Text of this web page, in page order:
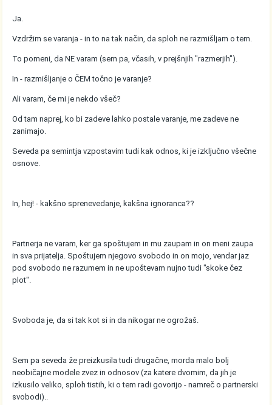
Ja.
Vzdržim se varanja - in to na tak način, da sploh ne razmišljam o tem.
To pomeni, da NE varam (sem pa, včasih, v prejšnjih "razmerjih").
In - razmišljanje o ČEM točno je varanje?
Ali varam, če mi je nekdo všeč?
Od tam naprej, ko bi zadeve lahko postale varanje, me zadeve ne
zanimajo.
Seveda pa semintja vzpostavim tudi kak odnos, ki je izključno všečne
osnove.
In, hej! - kakšno sprenevedanje, kakšna ignoranca??
Partnerja ne varam, ker ga spoštujem in mu zaupam in on meni zaupa
in sva prijatelja. Spoštujem njegovo svobodo in on mojo, vendar jaz
pod svobodo ne razumem in ne upoštevam nujno tudi "skoke čez
plot".
Svoboda je, da si tak kot si in da nikogar ne ogrožaš.
Sem pa seveda že preizkusila tudi drugačne, morda malo bolj
neobičajne modele zvez in odnosov (za katere dvomim, da jih je
izkusilo veliko, sploh tistih, ki o tem radi govorijo - namreč o partnerski
svobodi)..